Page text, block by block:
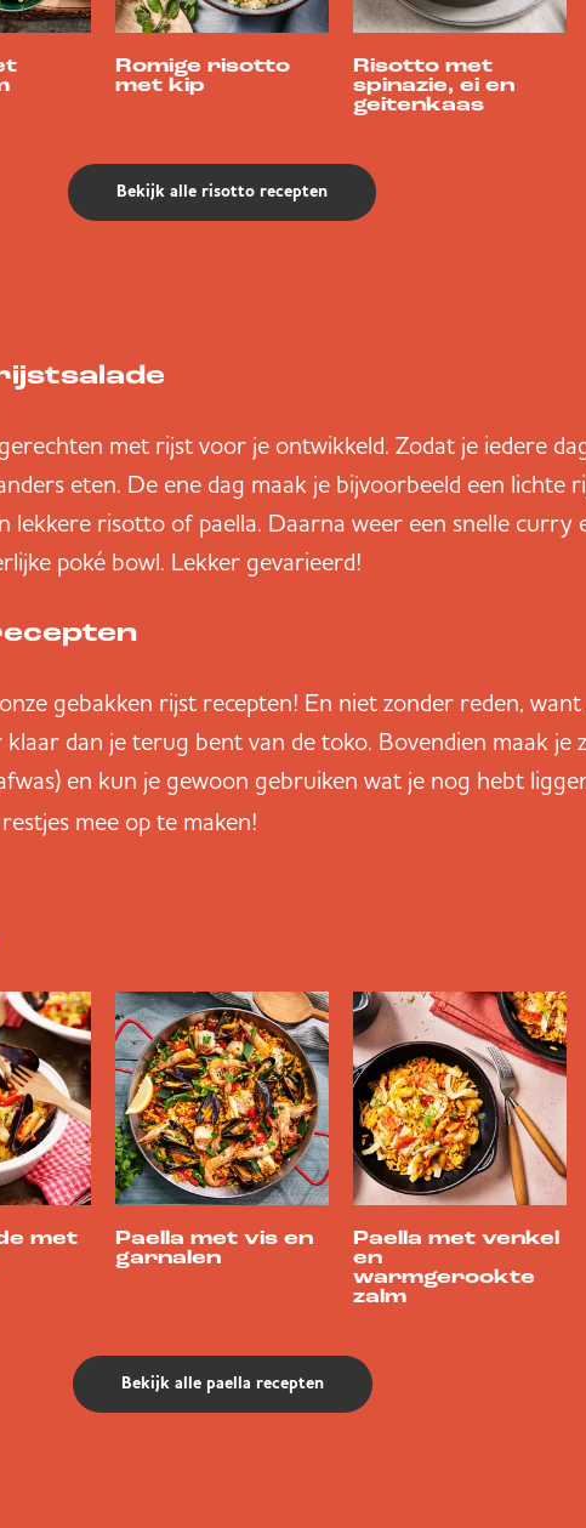
Romige risotto
met kip
Risotto met
spinazie, ei en
geitenkaas
Bekijk alle risotto recepten
met rijst voor je ontwikkeld. Zodat je iedere
eten. De ene dag maak je bijvoorbeeld een lichte
lekkere risotto of paella. Daarna weer een snelle curry
poké bowl. Lekker gevarieerd!
gebakken rijst recepten! En niet zonder reden, want
dan je terug bent van de toko. Bovendien maak je
en kun je gewoon gebruiken wat je nog hebt
mee op te maken!
met
Paella met vis en
garnalen
Paella met venkel
en
warmgerookte
zalm
Bekijk alle paella recepten